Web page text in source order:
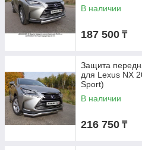
В наличии
187 500 ₸
Защита
для Lexus NX
Sport)
В наличии
216 750 ₸